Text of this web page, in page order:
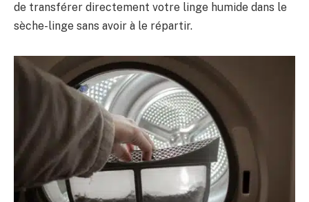
de transférer directement votre linge humide dans le
sèche-linge sans avoir à le répartir.